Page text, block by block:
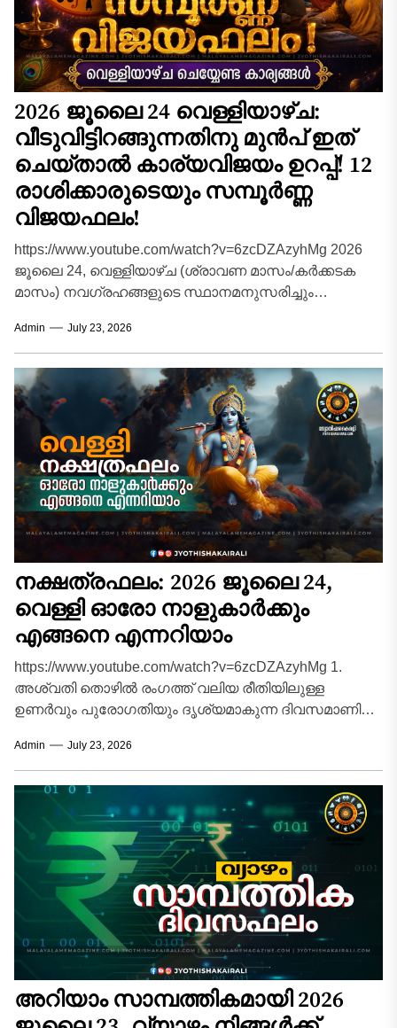
2026 ജൂലൈ 24 വെള്ളിയാഴ്ച:
വീടുവിട്ടിറങ്ങുന്നതിനു മുൻപ് ഇത്
ചെയ്താൽ കാര്യവിജയം ഉറപ്പ്! 12
രാശിക്കാരുടെയും സമ്പൂർണ്ണ
വിജയഫലം!
https://www.youtube.com/watch?v=6zcDZAzyhMg 2026
ജൂലൈ 24, വെള്ളിയാഴ്ച (ശ്രാവണ മാസം/കർക്കടക
മാസം) നവഗ്രഹങ്ങളുടെ സ്ഥാനമനുസരിച്ചും
രാശിക്കാർക്കും (അതുമായി ബന്ധപ്പെട്ട 27
ജന്മനക്ഷത്രങ്ങൾ ഉൾപ്പെടെ)...
Admin July 23, 2026
നക്ഷത്രഫലം: 2026 ജൂലൈ 24,
വെള്ളി ഓരോ നാളുകാർക്കും
എങ്ങനെ എന്നറിയാം
https://www.youtube.com/watch?v=6zcDZAzyhMg 1.
അശ്വതി തൊഴിൽ രംഗത്ത് വലിയ രീതിയിലുള്ള
ഉണർവും പുരോഗതിയും ദൃശ്യമാകുന്ന ദിവസമാണിന്ന്.
സാഹചര്യങ്ങൾ വന്നുചേരും. ദീർഘകാലമായി മനസ്സിൽ
കൊണ്ടുനടക്കുന്ന പുതിയ...
Admin July 23, 2026
അറിയാം സാമ്പത്തികമായി 2026